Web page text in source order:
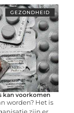
GEZONDHEID
kan voorkomen
worden? Het is